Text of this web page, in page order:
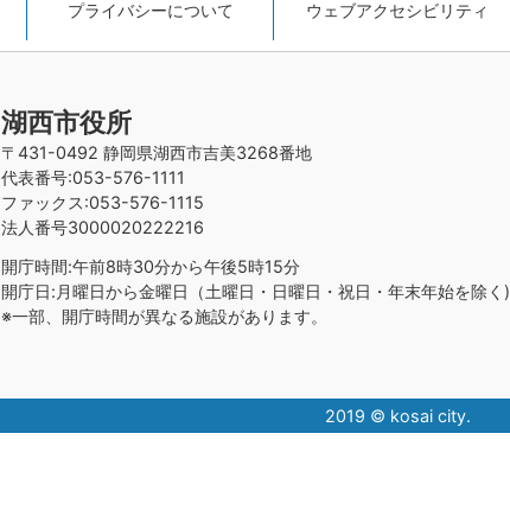
プライバシーについて ウェブアクセシビリティ
湖西市役所
〒431-0492 静岡県湖西市吉美3268番地
代表番号:053-576-1111
ファックス:053-576-1115
法人番号3000020222216
開庁時間:午前8時30分から午後5時15分
開庁日:月曜日から金曜日（土曜日・日曜日・祝日・年末年始を除く)
※一部、開庁時間が異なる施設があります。
2019 © kosai city.